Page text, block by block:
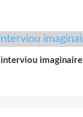
interviou imaginaire